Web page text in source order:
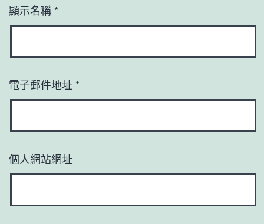
顯示名稱 *
電子郵件地址 *
個人網站網址